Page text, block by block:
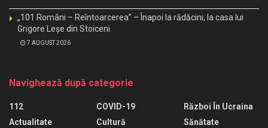
„101 Români – Reîntoarcerea” – Înapoi la rădăcini, la casa lui
Grigore Leșe din Stoiceni
7 AUGUST 2026
Navighează după categorie
112
Actualitate
COVID-19
Cultură
Război În Ucraina
Sănătate